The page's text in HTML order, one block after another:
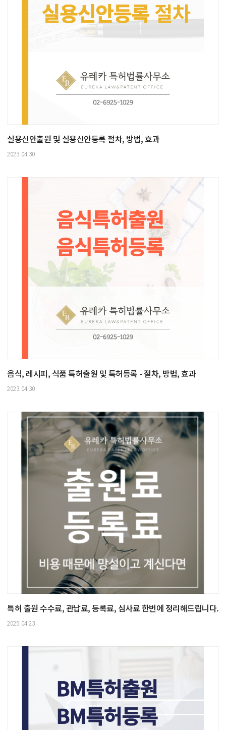
실용신안출원 및 실용신안등록 절차, 방법, 효과
2023.04.30
음식, 레시피, 식품 특허출원 및 특허등록 - 절차, 방법, 효과
2023.04.30
특허 출원 수수료, 관납료, 등록료, 심사료 한번에 정리해드립니다.
2025.04.23